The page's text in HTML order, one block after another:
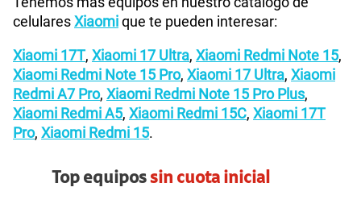
celularesXiaomique te pueden interesar:
Xiaomi 17T, Xiaomi 17 Ultra, Xiaomi Redmi Note 15,
Xiaomi Redmi Note 15 Pro, Xiaomi 17 Ultra, Xiaomi
Redmi A7 Pro, Xiaomi Redmi Note 15 Pro Plus,
Xiaomi Redmi A5, Xiaomi Redmi 15C, Xiaomi 17T
Pro, Xiaomi Redmi 15.
Top equipossin cuota inicial